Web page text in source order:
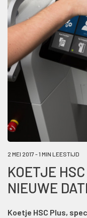
2 MEI 2017 - 1 MIN LEESTIJD
KOETJE
NIEUWE
Koetje HSC Plus,